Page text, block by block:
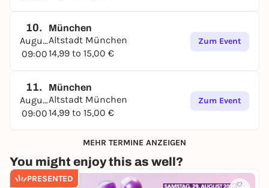
10.
August
09:00
München
Altstadt München
14,99 to 15,00 €
Zum Event
11.
August
09:00
München
Altstadt München
14,99 to 15,00 €
Zum Event
MEHR TERMINE ANZEIGEN
You might enjoy this as well?
PRESENTED